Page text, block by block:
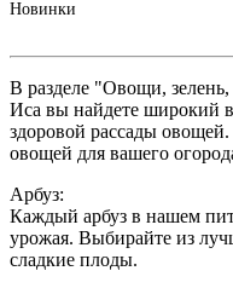
Новинки
В разделе "Овощи,
Иса вы найдете широкий
здоровой рассады
овощей для вашего
Арбуз:
Каждый арбуз в нашем
урожая. Выбирайте из
сладкие плоды.